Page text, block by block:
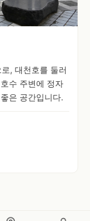
, 대천호를 둘러
수 주변에 정자
은 공간입니다.